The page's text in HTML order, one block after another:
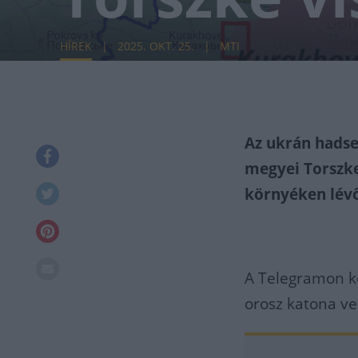
HÍREK 2025. OKT. 25. MTI
Az ukrán
megyei
környéken
A Telegramon
orosz katona